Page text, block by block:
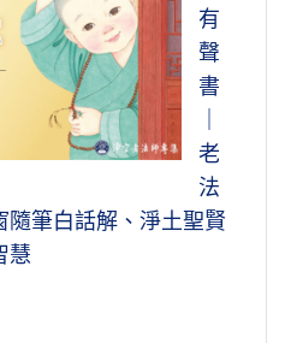
有
聲
書
老
法
隨筆白話解、淨土聖賢
慧